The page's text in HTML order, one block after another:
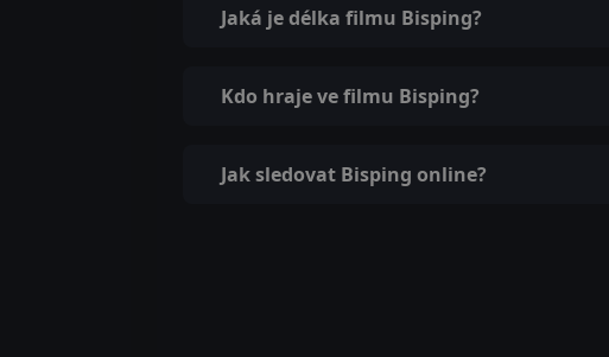
Jaká je délka filmu Bisping?
Kdo hraje ve filmu Bisping?
Jak sledovat Bisping online?